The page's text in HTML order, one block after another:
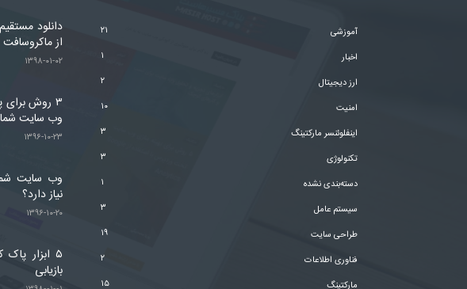
از ماکروسافت
۱۳۹۸-۰۱-۰۲
۳ روش
وب سایت شما
۱۳۹۶-۱۰-۲۳
نیاز دارد؟
۱۳۹۶-۱۰-۲۰
۵ ابزار
بازیابی
آموزشی
۲۱
اخبار
۱
ارز دیجیتال
۲
امنیت
۱۰
اینفلوئنسر مارکتینگ
۳
تکنولوژی
۳
دسته‌بندی نشده
۱
سیستم عامل
۳
طراحی سایت
۱۹
فناوری اطلاعات
۲
مارکتینگ
۱۵